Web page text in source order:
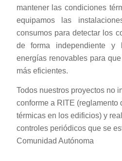
mantener las condiciones
equipamos las
consumos para detectar los
de forma independiente y
energías renovables para
más eficientes.
Todos nuestros proyectos no
conforme a RITE (reglamento
térmicas en los edificios) y
controles periódicos que se
Comunidad Autónoma